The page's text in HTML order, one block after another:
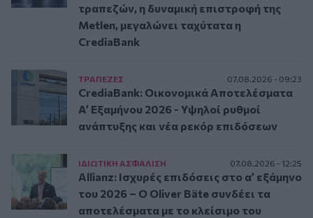
τραπεζών, η δυναμική επιστροφή της
Metlen, μεγαλώνει ταχύτατα η
CrediaBank
ΤΡAΠΕΖΕΣ 07.08.2026 - 09:23
CrediaBank: Οικονομικά Αποτελέσματα
A’ Εξαμήνου 2026 - Υψηλοί ρυθμοί
ανάπτυξης και νέα ρεκόρ επιδόσεων
ΙΔΙΩΤΙΚΗ ΑΣΦAΛΙΣΗ 07.08.2026 - 12:25
Allianz: Ισχυρές επιδόσεις στο α’ εξάμηνο
του 2026 – Ο Oliver Bäte συνδέει τα
αποτελέσματα με το κλείσιμο του